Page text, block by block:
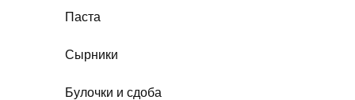
Паста
Сырники
Булочки и сдоба